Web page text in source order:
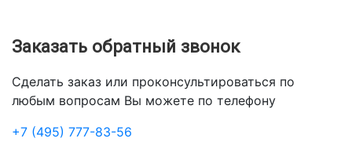
Заказать обратный звонок
Сделать заказ или проконсультироваться по
любым вопросам Вы можете по телефону
+7 (495) 777-83-56